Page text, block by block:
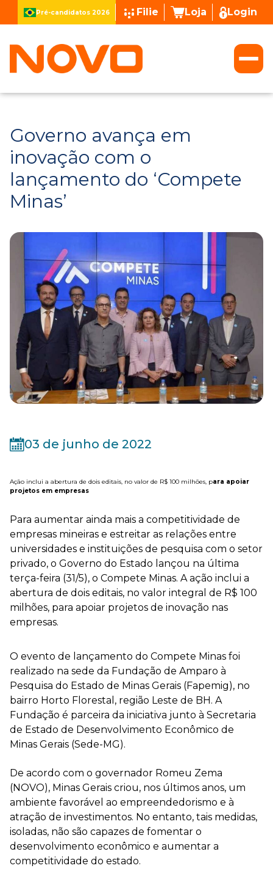
Pré-candidatos 2026 Filie Loja Login
Governo avança em
inovação com o
lançamento do ‘Compete
Minas’
03 de junho de 2022
Ação inclui a abertura de dois editais, no valor de R$ 100 milhões, para apoiar
projetos em empresas
Para aumentar ainda mais a competitividade de
empresas mineiras e estreitar as relações entre
universidades e instituições de pesquisa com o setor
privado, o Governo do Estado lançou na última
terça-feira (31/5), o Compete Minas. A ação inclui a
abertura de dois editais, no valor integral de R$ 100
milhões, para apoiar projetos de inovação nas
empresas.
O evento de lançamento do Compete Minas foi
realizado na sede da Fundação de Amparo à
Pesquisa do Estado de Minas Gerais (Fapemig), no
bairro Horto Florestal, região Leste de BH. A
Fundação é parceira da iniciativa junto à Secretaria
de Estado de Desenvolvimento Econômico de
Minas Gerais (Sede-MG).
De acordo com o governador Romeu Zema
(NOVO), Minas Gerais criou, nos últimos anos, um
ambiente favorável ao empreendedorismo e à
atração de investimentos. No entanto, tais medidas,
isoladas, não são capazes de fomentar o
desenvolvimento econômico e aumentar a
competitividade do estado.